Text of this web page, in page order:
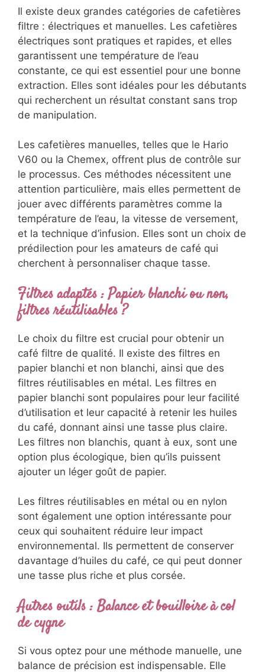
Il existe deux grandes catégories de cafetières
filtre : électriques et manuelles. Les cafetières
électriques sont pratiques et rapides, et elles
garantissent une température de l’eau
constante, ce qui est essentiel pour une bonne
extraction. Elles sont idéales pour les débutants
qui recherchent un résultat constant sans trop
de manipulation.
Les cafetières manuelles, telles que le Hario
V60 ou la Chemex, offrent plus de contrôle sur
le processus. Ces méthodes nécessitent une
attention particulière, mais elles permettent de
jouer avec différents paramètres comme la
température de l’eau, la vitesse de versement,
et la technique d’infusion. Elles sont un choix de
prédilection pour les amateurs de café qui
cherchent à personnaliser chaque tasse.
Filtres adaptés : Papier blanchi ou non,
filtres réutilisables ?
Le choix du filtre est crucial pour obtenir un
café filtre de qualité. Il existe des filtres en
papier blanchi et non blanchi, ainsi que des
filtres réutilisables en métal. Les filtres en
papier blanchi sont populaires pour leur facilité
d’utilisation et leur capacité à retenir les huiles
du café, donnant ainsi une tasse plus claire.
Les filtres non blanchis, quant à eux, sont une
option plus écologique, bien qu’ils puissent
ajouter un léger goût de papier.
Les filtres réutilisables en métal ou en nylon
sont également une option intéressante pour
ceux qui souhaitent réduire leur impact
environnemental. Ils permettent de conserver
davantage d’huiles du café, ce qui peut donner
une tasse plus riche et plus corsée.
Autres outils : Balance et bouilloire à col
de cygne
Si vous optez pour une méthode manuelle, une
balance de précision est indispensable. Elle